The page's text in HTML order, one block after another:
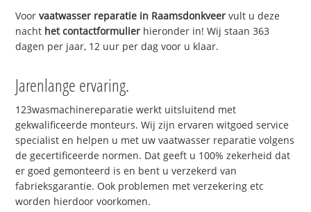
Voorvaatwasser reparatie in Raamsdonkveer vult u deze
nacht het contactformulier hieronder in! Wij staan 363
dagen per jaar, 12 uur per dag voor u klaar.
Jarenlange ervaring.
123wasmachinereparatie werkt uitsluitend met
gekwalificeerde monteurs. Wij zijn ervaren witgoed service
specialist en helpen u met uw vaatwasser reparatie volgens
de gecertificeerde normen. Dat geeft u 100% zekerheid dat
er goed gemonteerd is en bent u verzekerd van
fabrieksgarantie. Ook problemen met verzekering etc
worden hierdoor voorkomen.